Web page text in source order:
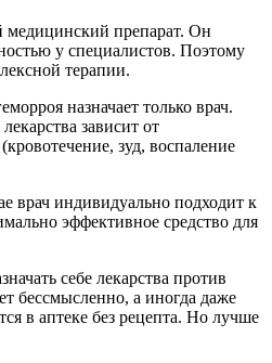
препарат. Он
у специалистов. Поэтому
терапии.
назначает только врач.
зависит от
зуд, воспаление
врач индивидуально подходит к
эффективное средство для
себе лекарства против
бессмысленно, а иногда даже
в аптеке без рецепта. Но лучше